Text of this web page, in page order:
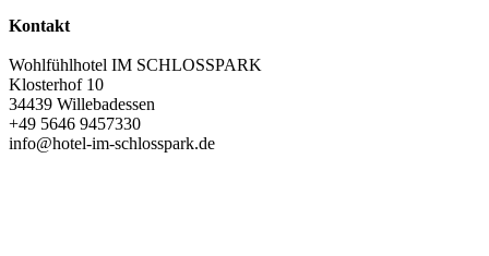
Kontakt
Wohlfühlhotel IM SCHLOSSPARK
Klosterhof 10
34439 Willebadessen
+49 5646 9457330
info@hotel-im-schlosspark.de